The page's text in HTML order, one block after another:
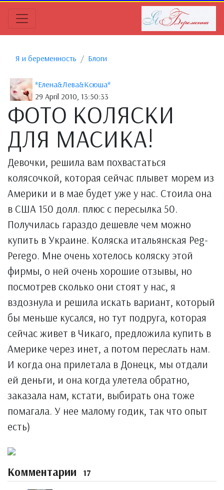
Я и беременность Блоги
*Елена&Лева&Ксюша*
29 April 2010, 13:50:33
ФОТО КОЛЯСКИ
ДЛЯ МАСИКА!
Девочки, решила вам похвастаться
колясочкой, которая сейчас плывет морем из
Америки и в мае будет уже у нас. Стоила она
в США 150 долл. плюс с пересылка 50.
Получилась гараздо дешевле чем можно
купить в Украине. Коляска итальянская Peg-
Perego. Мне очень хотелось коляску этой
фирмы, о ней очень хорошие отзывы, но
посмотрев сколько они стоят у нас, я
вздознула и решила искать вариант, который
бы меньше кусался, но тут подруга, которая
сейчас живет в Чикаго, предложила купить в
Америке через инет, а потом переслать нам.
И когда она прилетала в Донецк, мы отдали
ей деньги, и она когда улетела обратно,
заказала нам, кстати, выбирать она тоже
помагала. У нее малому годик, так что опыт
есть)
Комментарии 17